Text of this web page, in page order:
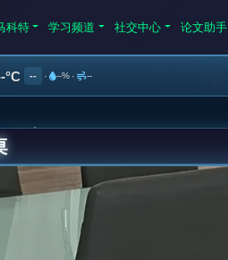
科特 学习频道 社交中心 论文助手
°C -- · --% · --